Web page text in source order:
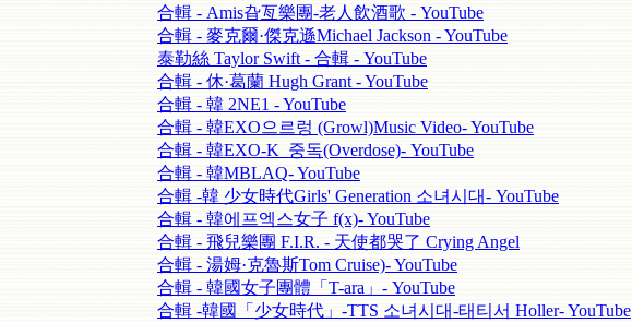
合輯 - Amis旮亙樂團-老人飲酒歌 - YouTube
合輯 - 麥克爾·傑克遜Michael Jackson - YouTube
泰勒絲 Taylor Swift - 合輯 - YouTube
合輯 - 休·葛蘭 Hugh Grant - YouTube
合輯 - 韓 2NE1 - YouTube
合輯 - 韓EXO으르렁 (Growl)Music Video- YouTube
合輯 - 韓EXO-K_중독(Overdose)- YouTube
合輯 - 韓MBLAQ- YouTube
合輯 -韓 少女時代Girls' Generation 소녀시대- YouTube
合輯 - 韓에프엑스女子 f(x)- YouTube
合輯 - 飛兒樂團 F.I.R. - 天使都哭了 Crying Angel
合輯 - 湯姆·克魯斯Tom Cruise)- YouTube
合輯 - 韓國女子團體「T-ara」- YouTube
合輯 -韓國「少女時代」-TTS 소녀시대-태티서 Holler- YouTube